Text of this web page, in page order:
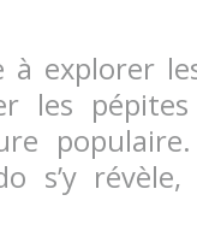
à explorer
les
s’y